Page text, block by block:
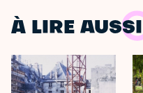
À LIRE AUSSI